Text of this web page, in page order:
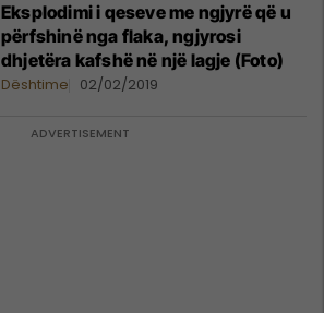
Eksplodimi i qeseve me ngjyrë që u
përfshinë nga flaka, ngjyrosi
dhjetëra kafshë në një lagje (Foto)
Dështime 02/02/2019